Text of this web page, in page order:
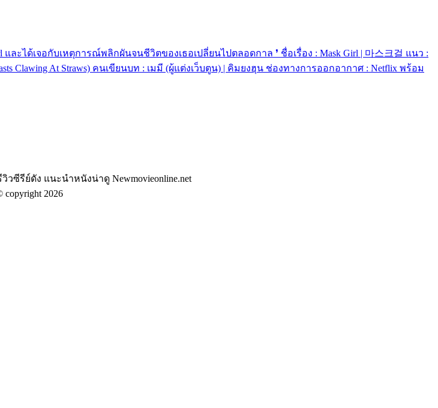
ะได้เจอกับเหตุการณ์พลิกผันจนชีวิตของเธอเปลี่ยนไปตลอดกาล ❜ ชื่อเรื่อง : Mask Girl | 마스크걸 แนว :
At Straws) คนเขียนบท : เมมี (ผู้แต่งเว็บตูน) | คิมยงฮุน ช่องทางการออกอากาศ : Netflix พร้อม
ซีรีย์ดัง แนะนำหนังน่าดู Newmovieonline.net
copyright 2026